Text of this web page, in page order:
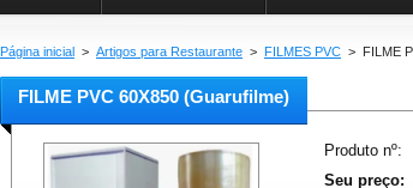
Página inicial > Artigos para Restaurante > FILMES PVC > FILME
FILME PVC 60X850 (Guarufilme)
Produto nº:
Seu preço: